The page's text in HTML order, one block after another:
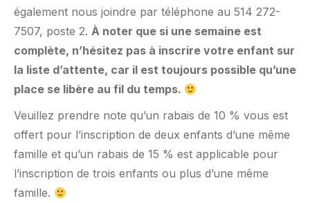
également nous joindre par téléphone au 514 272-
7507, poste 2. À noter que si une semaine est
complète, n’hésitez pas à inscrire votre enfant sur
la liste d’attente, car il est toujours possible qu’une
place se libère au fil du temps.
Veuillez prendre note qu’un rabais de 10 % vous est
offert pour l’inscription de deux enfants d’une même
famille et qu’un rabais de 15 % est applicable pour
l’inscription de trois enfants ou plus d’une même
famille.